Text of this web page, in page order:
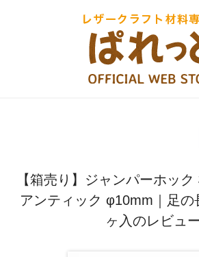
【箱売り】ジャンパーホック
アンティック φ10mm｜足の
ヶ入のレビュ